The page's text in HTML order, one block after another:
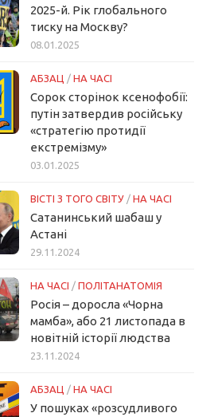
2025-й. Рік глобального
тиску на Москву?
08.01.2025
АБЗАЦ / НА ЧАСІ
Сорок сторінок ксенофобії:
путін затвердив російську
«стратегію протидії
екстремізму»
03.01.2025
ВІСТІ З ТОГО СВІТУ / НА ЧАСІ
Сатанинський шабаш у
Астані
29.11.2024
НА ЧАСІ / ПОЛІТАНАТОМІЯ
Росія – доросла «Чорна
мамба», або 21 листопада в
новітній історії людства
23.11.2024
АБЗАЦ / НА ЧАСІ
У пошуках «розсудливого